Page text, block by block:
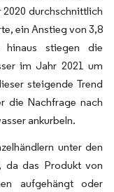
durchschnittlich
ein Anstieg von 3,8
hinaus stiegen die
im Jahr 2021 um
steigende Trend
die Nachfrage nach
ankurbeln.
unter den
da das Produkt von
aufgehängt oder